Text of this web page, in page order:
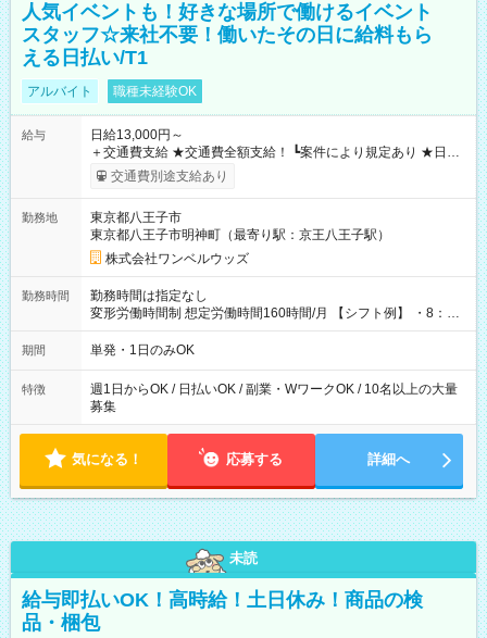
人気イベントも！好きな場所で働けるイベント
スタッフ☆来社不要！働いたその日に給料もら
える日払い/T1
アルバイト 職種未経験OK
給与
日給13,000円～
＋交通費支給 ★交通費全額支給！ ┗案件により規定あり ★日払
いOK！（規定あり） ┗働いたその日に現金GET♪ お仕事後はコ
ンビニATMから 日払い分を引き落とせます！ 【試用期間】試
交通費別途支給あり
勤務地
東京都八王子市
東京都八王子市明神町（最寄り駅：京王八王子駅）
株式会社ワンベルウッズ
勤務時間
勤務時間は指定なし
変形労働時間制 想定労働時間160時間/月 【シフト例】 ・8：00
～21：00
期間 単発・1日のみOK
特徴
週1日からOK / 日払いOK / 副業・WワークOK / 10名以上の大量
募集
気になる！ 応募する 詳細へ
未読
給与即払いOK！高時給！土日休み！商品の検
品・梱包